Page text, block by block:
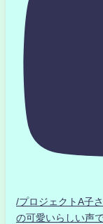
/プロジェクトA
の可愛いらしい声